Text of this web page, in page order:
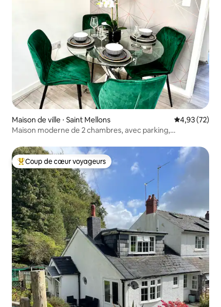
Maison de ville ⋅ Saint Mellons Évaluation
4,93 (72)
Maison moderne de 2 chambres, avec parking,
Coups de cœur voyageurs les plus appréciés
Coup de cœur voyageurs